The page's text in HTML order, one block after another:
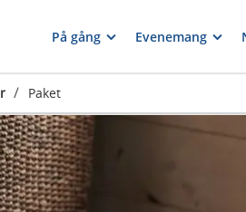
På gång Evenemang
/ Paket